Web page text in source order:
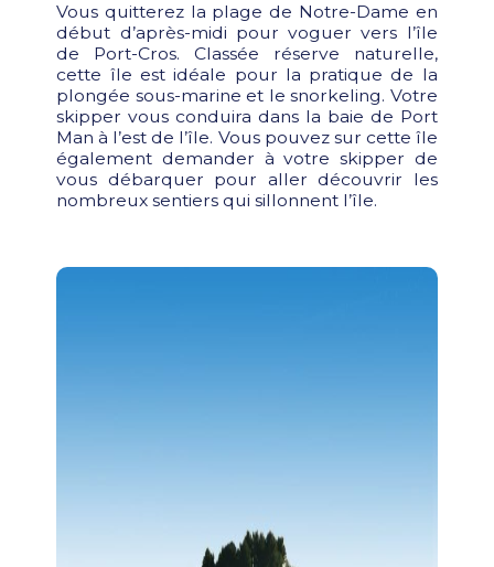
Vous quitterez la plage de Notre-Dame en
début d’après-midi pour voguer vers l’île
de Port-Cros. Classée réserve naturelle,
cette île est idéale pour la pratique de la
plongée sous-marine et le snorkeling. Votre
skipper vous conduira dans la baie de Port
Man à l’est de l’île. Vous pouvez sur cette île
également demander à votre skipper de
vous débarquer pour aller découvrir les
nombreux sentiers qui sillonnent l’île.